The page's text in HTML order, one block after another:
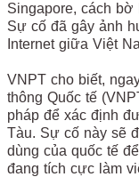
Singapore, cách
Sự cố đã gây ảnh
Internet giữa Việt
VNPT cho biết,
thông Quốc tế
pháp để xác định
Tàu. Sự cố này sẽ
dùng của quốc tế
đang tích cực làm